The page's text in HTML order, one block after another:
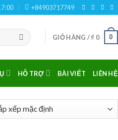
+84903717749
GIỎ HÀNG /₫ 0 0
HỖ TRỢ BÀI VIẾT LIÊN HỆ